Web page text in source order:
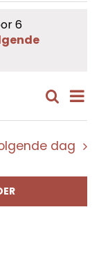
6
en
Zoeken
Dag
dag